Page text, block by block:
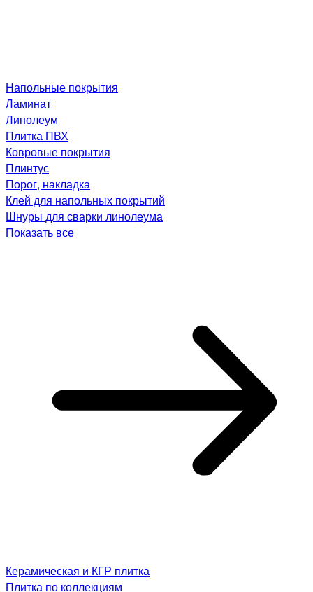
Напольные покрытия
Ламинат
Линолеум
Плитка ПВХ
Ковровые покрытия
Плинтус
Порог, накладка
Клей для напольных покрытий
Шнуры для сварки линолеума
Показать все
Керамическая и КГР плитка
Плитка по коллекциям